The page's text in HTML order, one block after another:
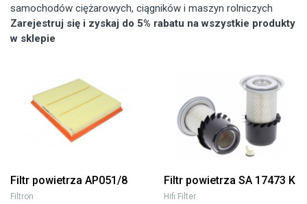
samochodów ciężarowych, ciągników i maszyn rolniczych
Zarejestruj się i zyskaj do 5% rabatu na wszystkie produkty
w sklepie
Filtr powietrza AP051/8
Filtron
Filtr powietrza SA 17473 K
Hifi Filter